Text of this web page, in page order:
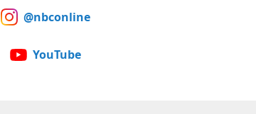
@nbconline
YouTube